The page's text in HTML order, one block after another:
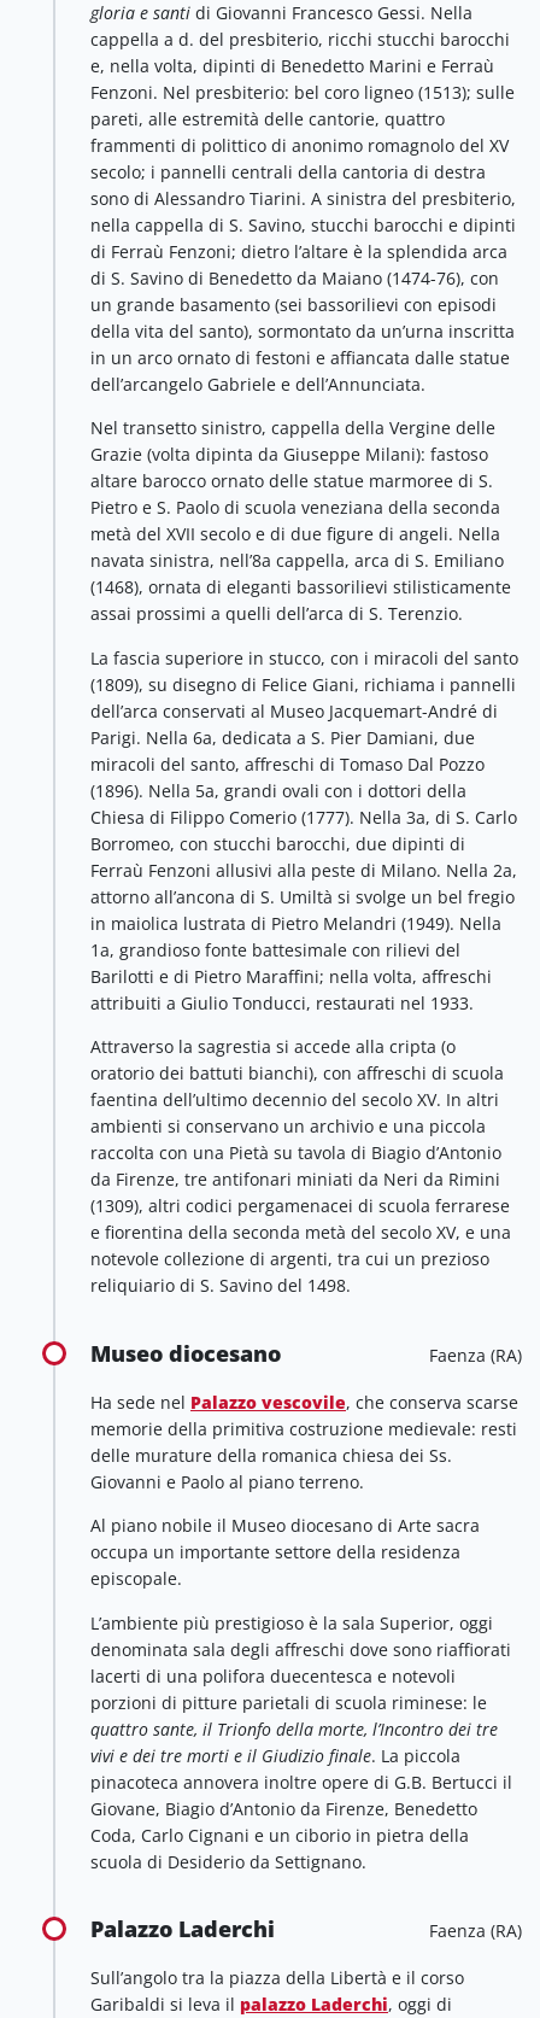
gloria e santi di Giovanni Francesco Gessi. Nella
cappella a d. del presbiterio, ricchi stucchi barocchi
e, nella volta, dipinti di Benedetto Marini e Ferraù
Fenzoni. Nel presbiterio: bel coro ligneo (1513); sulle
pareti, alle estremità delle cantorie, quattro
frammenti di polittico di anonimo romagnolo del XV
secolo; i pannelli centrali della cantoria di destra
sono di Alessandro Tiarini. A sinistra del presbiterio,
nella cappella di S. Savino, stucchi barocchi e dipinti
di Ferraù Fenzoni; dietro l’altare è la splendida arca
di S. Savino di Benedetto da Maiano (1474-76), con
un grande basamento (sei bassorilievi con episodi
della vita del santo), sormontato da un’urna inscritta
in un arco ornato di festoni e affiancata dalle statue
dell’arcangelo Gabriele e dell’Annunciata.
Nel transetto sinistro, cappella della Vergine delle
Grazie (volta dipinta da Giuseppe Milani): fastoso
altare barocco ornato delle statue marmoree di S.
Pietro e S. Paolo di scuola veneziana della seconda
metà del XVII secolo e di due figure di angeli. Nella
navata sinistra, nell’8a cappella, arca di S. Emiliano
(1468), ornata di eleganti bassorilievi stilisticamente
assai prossimi a quelli dell’arca di S. Terenzio.
La fascia superiore in stucco, con i miracoli del santo
(1809), su disegno di Felice Giani, richiama i pannelli
dell’arca conservati al Museo Jacquemart-André di
Parigi. Nella 6a, dedicata a S. Pier Damiani, due
miracoli del santo, affreschi di Tomaso Dal Pozzo
(1896). Nella 5a, grandi ovali con i dottori della
Chiesa di Filippo Comerio (1777). Nella 3a, di S. Carlo
Borromeo, con stucchi barocchi, due dipinti di
Ferraù Fenzoni allusivi alla peste di Milano. Nella 2a,
attorno all’ancona di S. Umiltà si svolge un bel fregio
in maiolica lustrata di Pietro Melandri (1949). Nella
1a, grandioso fonte battesimale con rilievi del
Barilotti e di Pietro Maraffini; nella volta, affreschi
attribuiti a Giulio Tonducci, restaurati nel 1933.
Attraverso la sagrestia si accede alla cripta (o
oratorio dei battuti bianchi), con affreschi di scuola
faentina dell’ultimo decennio del secolo XV. In altri
ambienti si conservano un archivio e una piccola
raccolta con una Pietà su tavola di Biagio d’Antonio
da Firenze, tre antifonari miniati da Neri da Rimini
(1309), altri codici pergamenacei di scuola ferrarese
e fiorentina della seconda metà del secolo XV, e una
notevole collezione di argenti, tra cui un prezioso
reliquiario di S. Savino del 1498.
Museo diocesano Faenza (RA)
Ha sede nel Palazzo vescovile, che conserva scarse
memorie della primitiva costruzione medievale: resti
delle murature della romanica chiesa dei Ss.
Giovanni e Paolo al piano terreno.
Al piano nobile il Museo diocesano di Arte sacra
occupa un importante settore della residenza
episcopale.
L’ambiente più prestigioso è la sala Superior, oggi
denominata sala degli affreschi dove sono riaffiorati
lacerti di una polifora duecentesca e notevoli
porzioni di pitture parietali di scuola riminese: le
quattro sante, il Trionfo della morte, l’Incontro dei tre
vivi e dei tre morti e il Giudizio finale. La piccola
pinacoteca annovera inoltre opere di G.B. Bertucci il
Giovane, Biagio d’Antonio da Firenze, Benedetto
Coda, Carlo Cignani e un ciborio in pietra della
scuola di Desiderio da Settignano.
Palazzo Laderchi Faenza (RA)
Sull’angolo tra la piazza della Libertà e il corso
Garibaldi si leva il palazzo Laderchi, oggi di